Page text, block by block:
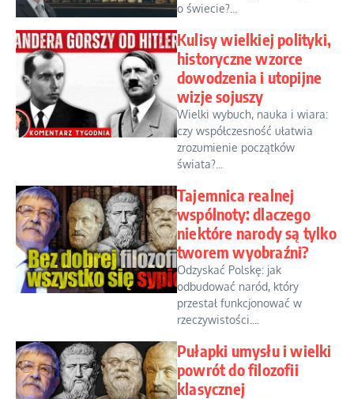
o świecie?...
Kulisy wielkiej polityki,
historyczne wzorce
dowodzenia i utopijne
wizje sojuszy
Wielki wybuch, nauka i wiara:
czy współczesność ułatwia
zrozumienie początków
świata?...
Tajemnica realnej
wspólnoty: dlaczego
niektóre narody są tylko
tworem wyobraźni?
Odzyskać Polskę: jak
odbudować naród, który
przestał funkcjonować w
rzeczywistości....
Pułapki umysłu i wielki
powrót do filozofii
klasycznej